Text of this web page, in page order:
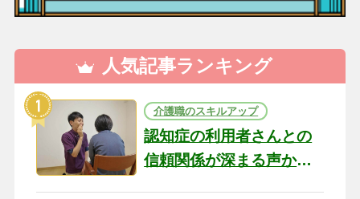
人気記事ランキング
介護職のスキルアップ
認知症の利用者さんとの
信頼関係が深まる声かけ